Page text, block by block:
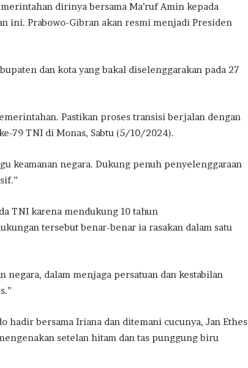
dirinya bersama Ma’ruf Amin kepada
ini. Prabowo-Gibran akan resmi menjadi Presiden
dan kota yang bakal diselenggarakan pada 27
Pastikan proses transisi berjalan dengan
79 TNI di Monas, Sabtu (5/10/2024).
keamanan negara. Dukung penuh penyelenggaraan
TNI karena mendukung 10 tahun
tersebut benar-benar ia rasakan dalam satu
negara, dalam menjaga persatuan dan kestabilan
hadir bersama Iriana dan ditemani cucunya, Jan Ethes
setelan hitam dan tas punggung biru